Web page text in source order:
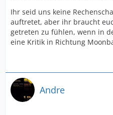
Ihr seid uns keine
auftretet, aber ihr braucht
getreten zu fühlen, wenn in
eine Kritik in Richtung
Andre